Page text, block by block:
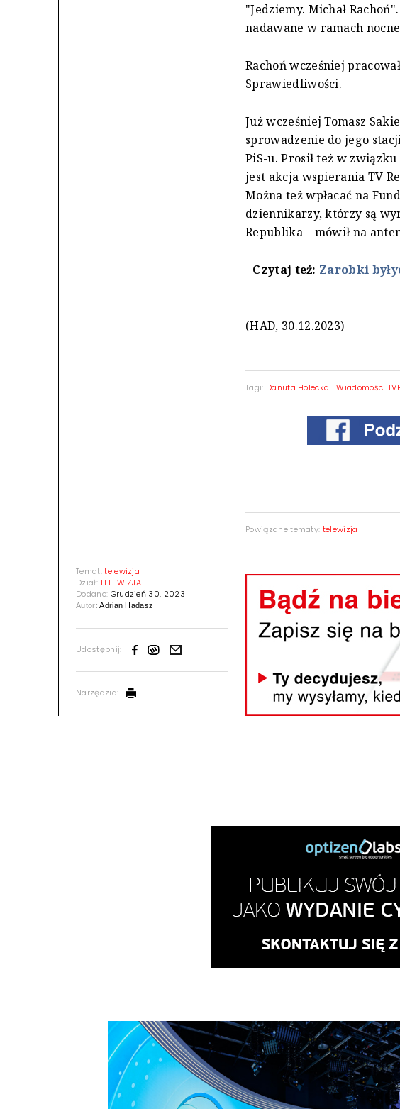
Temat:telewizja
Dział:TELEWIZJA
Dodano: Grudzień 30, 2023
Autor:Adrian Hadasz
Udostępnij:
Narzędzia:
"Jedziemy. Michał
nadawane w ramach
Rachoń wcześniej
Sprawiedliwości.
Już wcześniej Tomasz
sprowadzenie do jego
PiS-u. Prosił też w
jest akcja wspierania TV
Można też wpłacać na
dziennikarzy, którzy są
Republika – mówił na
Czytaj też: Zarobki
(HAD, 30.12.2023)
Tagi: Danuta Holecka |Wiadomości
Powiązane tematy: telewizja